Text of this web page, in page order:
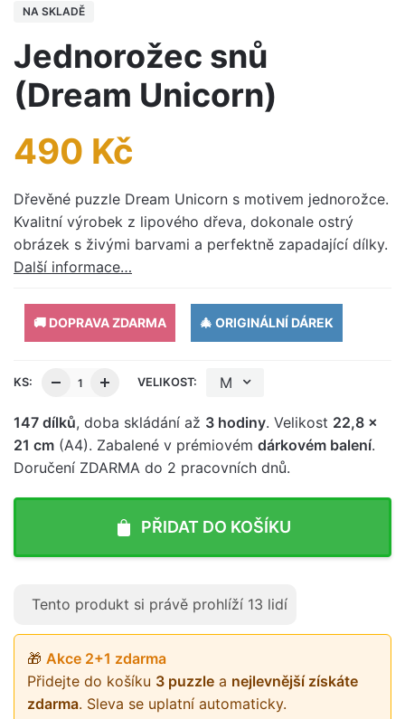
NA SKLADĚ
Jednorožec snů
(Dream Unicorn)
490 Kč
Dřevěné puzzle Dream Unicorn s motivem jednorožce.
Kvalitní výrobek z lipového dřeva, dokonale ostrý
obrázek s živými barvami a perfektně zapadající dílky.
Další informace…
🚚 DOPRAVA ZDARMA 🎄 ORIGINÁLNÍ DÁREK
KS: VELIKOST: M
147 dílků, doba skládání až 3 hodiny. Velikost 22,8 x
21 cm (A4). Zabalené v prémiovém dárkovém balení.
Doručení ZDARMA do 2 pracovních dnů.
PŘIDAT DO KOŠÍKU
Tento produkt si právě prohlíží 13 lidí
🎁 Akce 2+1 zdarma
Přidejte do košíku 3 puzzle a nejlevnější získáte
zdarma. Sleva se uplatní automaticky.